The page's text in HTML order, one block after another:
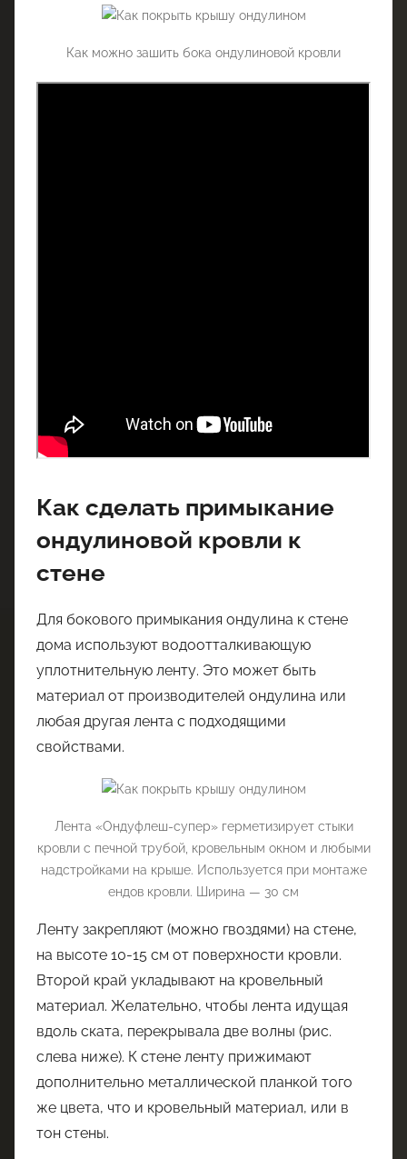
Как можно зашить бока ондулиновой кровли
Как сделать примыкание
ондулиновой кровли к
стене
Для бокового примыкания ондулина к стене
дома используют водоотталкивающую
уплотнительную ленту. Это может быть
материал от производителей ондулина или
любая другая лента с подходящими
свойствами.
Лента «Ондуфлеш-супер» герметизирует стыки
кровли с печной трубой, кровельным окном и любыми
надстройками на крыше. Используется при монтаже
ендов кровли. Ширина — 30 см
Ленту закрепляют (можно гвоздями) на стене,
на высоте 10-15 см от поверхности кровли.
Второй край укладывают на кровельный
материал. Желательно, чтобы лента идущая
вдоль ската, перекрывала две волны (рис.
слева ниже). К стене ленту прижимают
дополнительно металлической планкой того
же цвета, что и кровельный материал, или в
тон стены.